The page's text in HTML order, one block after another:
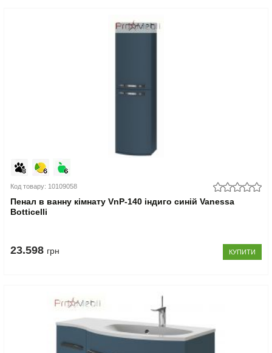
Код товару: 10109058
Пенал в ванну кімнату VnP-140 індиго синій Vanessa
Botticelli
23.598 грн КУПИТИ